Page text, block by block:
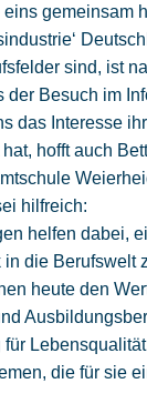
gemeinsam
sind, ist
der Besuch im
das Interesse
hofft auch
hilfreich:
helfen dabei,
die Berufswelt
heute den
die für sie